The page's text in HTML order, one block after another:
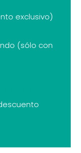
exclusivo)
(sólo con